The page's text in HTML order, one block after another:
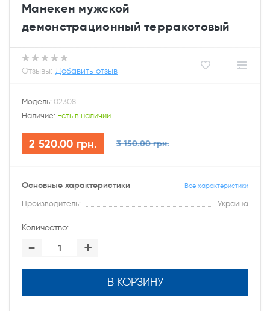
Манекен мужской
демонстрационный терракотовый
Отзывы: Добавить отзыв
Модель: 02308
Наличие: Есть в наличии
2 520.00 грн. 3 150.00 грн.
Основные характеристики Все характеристики
Производитель: Украина
Количество:
- +
В КОРЗИНУ